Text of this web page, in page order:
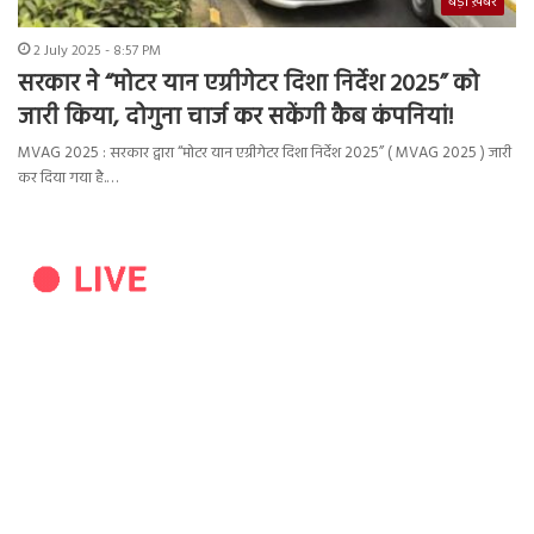
2 July 2025 - 8:57 PM
सरकार ने “मोटर यान एग्रीगेटर दिशा निर्देश 2025” को
जारी किया, दोगुना चार्ज कर सकेंगी कैब कंपनियां!
MVAG 2025 : सरकार द्वारा “मोटर यान एग्रीगेटर दिशा निर्देश 2025” ( MVAG 2025 ) जारी
कर दिया गया है.…